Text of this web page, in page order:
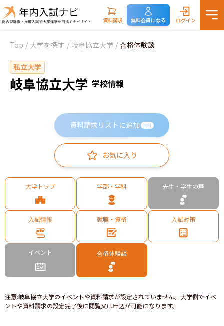
資料請求 無料会員になる ログイン
Top / 大学を探す / 岐阜協立大学 / 合格体験談
私立大学
岐阜協立大学 学校情報
資料請求リストに追加 無料
お気に入り
大学トップ 学部・学科 先生・学生の声
入試情報 就職・資格 入試対策
イベント 合格体験談
注意:岐阜協立大学のイベントや資料請求が設定されていません。大学側でイベ
ントや資料請求の設定完了後に閲覧又は申込が可能になります。